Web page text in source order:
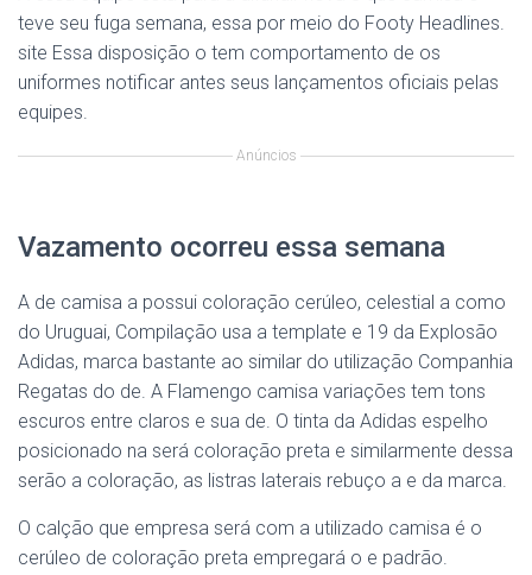
teve seu fuga semana, essa por meio do Footy Headlines.
site Essa disposição o tem comportamento de os
uniformes notificar antes seus lançamentos oficiais pelas
equipes.
Anúncios
Vazamento ocorreu essa semana
A de camisa a possui coloração cerúleo, celestial a como
do Uruguai, Compilação usa a template e 19 da Explosão
Adidas, marca bastante ao similar do utilização Companhia
Regatas do de. A Flamengo camisa variações tem tons
escuros entre claros e sua de. O tinta da Adidas espelho
posicionado na será coloração preta e similarmente dessa
serão a coloração, as listras laterais rebuço a e da marca.
O calção que empresa será com a utilizado camisa é o
cerúleo de coloração preta empregará o e padrão.